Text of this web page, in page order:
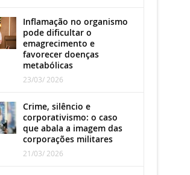
Inflamação no organismo
pode dificultar o
emagrecimento e
favorecer doenças
metabólicas
23/03/ 2026
Crime, silêncio e
corporativismo: o caso
que abala a imagem das
corporações militares
21/03/ 2026